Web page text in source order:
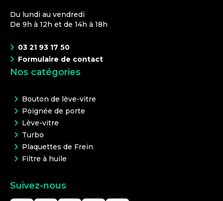
Du lundi au vendredi
De 9h à 12h et de 14h à 18h
03 21 93 17 50
Formulaire de contact
Nos catégories
Bouton de lève-vitre
Poignée de porte
Lève-vitre
Turbo
Plaquettes de Frein
Filtre à huile
Suivez-nous